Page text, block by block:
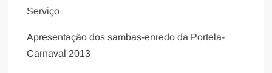
Serviço
Apresentação dos sambas-enredo da Portela-
Carnaval 2013